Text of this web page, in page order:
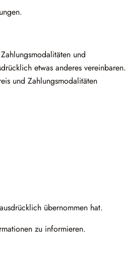
und
etwas anderes vereinbaren.
und Zahlungsmodalitäten
übernommen hat.
zu informieren.